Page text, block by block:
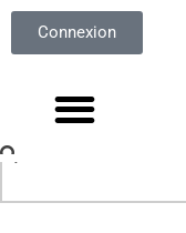
Connexion